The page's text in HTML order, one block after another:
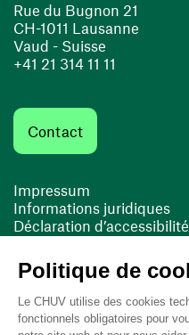
Rue du Bugnon 21
CH-1011 Lausanne
Vaud - Suisse
+41 21 314 11 11
Contact
Impressum
Informations juridiques
Déclaration d’accessibilité
Cookies